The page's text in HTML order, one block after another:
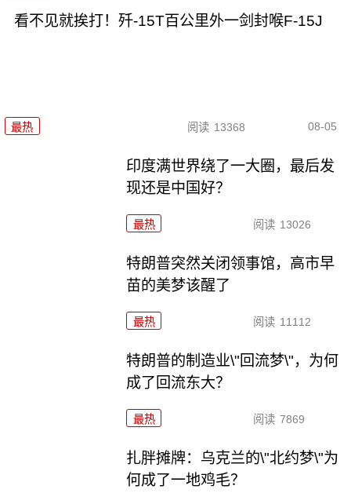
看不见就挨打！歼-15T百公里外一剑封喉F-15J
最热 阅读 13368 08-05
印度满世界绕了一大圈，最后发
现还是中国好？
最热 阅读 13026
特朗普突然关闭领事馆，高市早
苗的美梦该醒了
最热 阅读 11112
特朗普的制造业\"回流梦\"，为何
成了回流东大？
最热 阅读 7869
扎胖摊牌：乌克兰的\"北约梦\"为
何成了一地鸡毛？